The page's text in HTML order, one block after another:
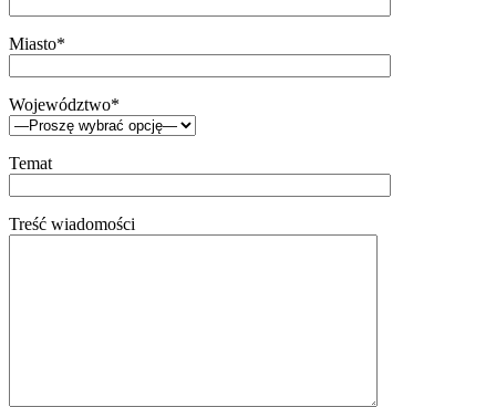
Miasto*
Województwo*
Temat
Treść wiadomości